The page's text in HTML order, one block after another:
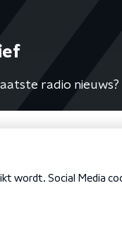
radio nieuws?